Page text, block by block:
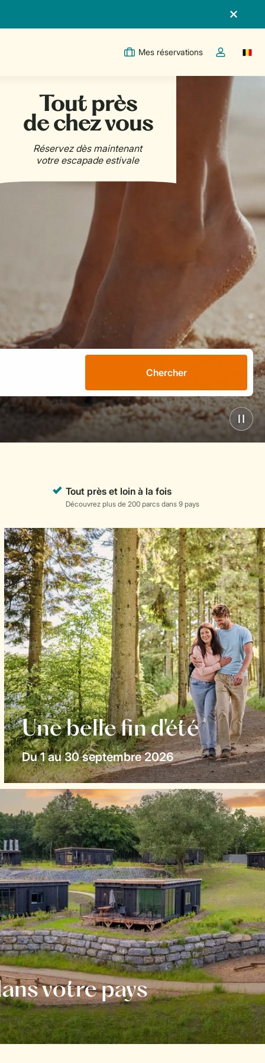
Mes réservations
Toggle the
Chercher
Une belle fin d'été
Du 1 au 30 septembre 2026
votre pays